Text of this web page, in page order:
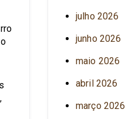
julho 2026
junho 2026
maio 2026
abril 2026
março 2026